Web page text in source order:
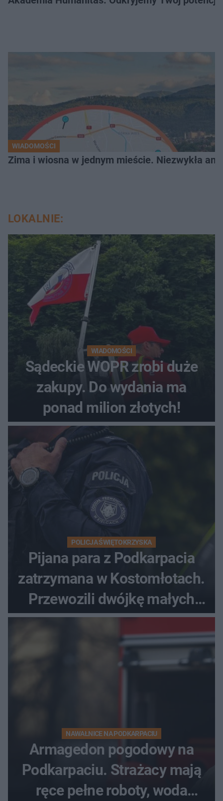
WIADOMOŚCI
Zima i wiosna w jednym mieście. Niezwykła
LOKALNIE:
WIADOMOŚCI
Sądeckie WOPR zrobi duże
zakupy. Do wydania ma
ponad milion złotych!
POLICJA ŚWIĘTOKRZYSKA
Pijana para z Podkarpacia
zatrzymana w Kostomłotach.
Przewozili dwójkę małych
dzieci
NAWAŁNICE NA PODKARPACIU
Armagedon pogodowy na
Podkarpaciu. Strażacy mają
ręce pełne roboty, woda